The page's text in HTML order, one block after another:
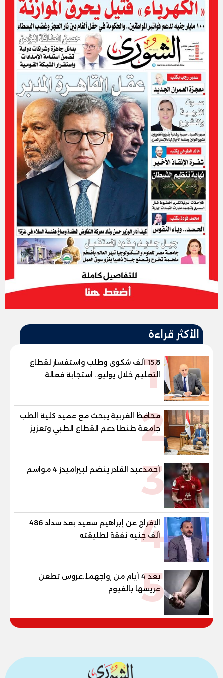
الأكثر قراءة
115.8 ألف شكوى وطلب واستفسار لقطاع
التعليم خلال يوليو.. استجابة فعالة
لشكاوى الطلاب وأولياء الأمور
2
محافظ الغربية يبحث مع عميد كلية الطب
جامعة طنطا دعم القطاع الطبي وتعزيز
الاستفادة من الخبرات الأكاديمية
3
أحمدعبد القادر ينضم لبيراميدز 4 مواسم
4
الإفراج عن إبراهيم سعيد بعد سداد 486
ألف جنيه نفقة لطليقته
5بعد 4 أيام من زواجهما..عروس تطعن
عريسها بالفيوم